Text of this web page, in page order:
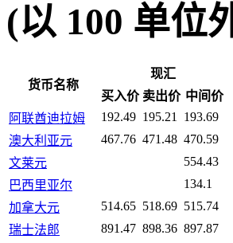
(以 100 单位
货币名称
现汇
买入价 卖出价 中间价
阿联酋迪拉姆
192.49 195.21
193.69
澳大利亚元
467.76 471.48 470.59
文莱元
554.43
巴西里亚尔
134.1
加拿大元
514.65 518.69 515.74
瑞士法郎
891.47 898.36 897.87